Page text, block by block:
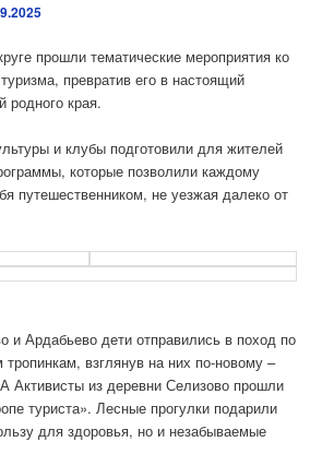
прошли тематические мероприятия ко
превратив его в настоящий
родного края.
и клубы подготовили для жителей
которые позволили каждому
путешественником, не уезжая далеко от
и Ардабьево дети отправились в поход по
взглянув на них по-новому –
Активисты из деревни Селизово прошли
туриста». Лесные прогулки подарили
для здоровья, но и незабываемые